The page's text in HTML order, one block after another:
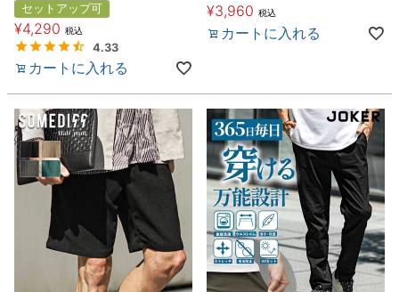
セットアップ可
¥4,290 税込
4.33
カートに入れる
¥3,960 税込
カートに入れる